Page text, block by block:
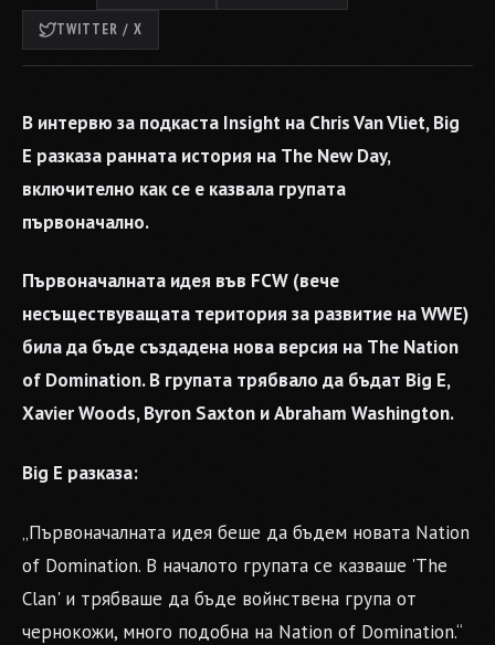
TWITTER / X
В интервю за подкаста Insight на Chris Van Vliet, Big
E разказа ранната история на The New Day,
включително как се е казвала групата
първоначално.
Първоначалната идея във FCW (вече
несъществуващата територия за развитие на WWE)
била да бъде създадена нова версия на The Nation
of Domination. В групата трябвало да бъдат Big E,
Xavier Woods, Byron Saxton и Abraham Washington.
Big E разказа:
„Първоначалната идея беше да бъдем новата Nation
of Domination. В началото групата се казваше 'The
Clan' и трябваше да бъде войнствена група от
чернокожи, много подобна на Nation of Domination.“